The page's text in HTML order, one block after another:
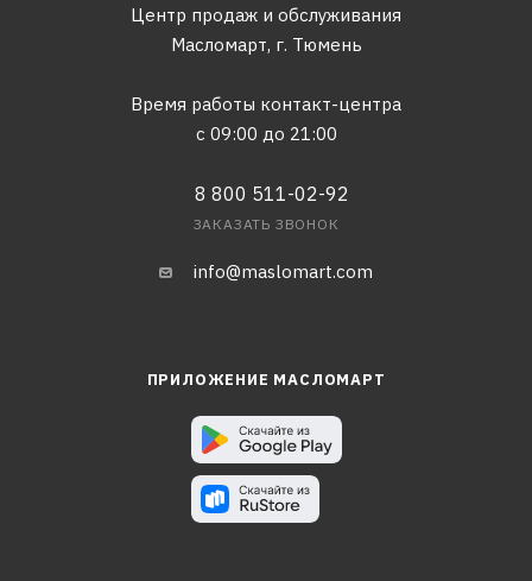
Центр продаж и обслуживания
Масломарт, г. Тюмень
Время работы контакт-центра
с 09:00 до 21:00
8 800 511-02-92
ЗАКАЗАТЬ ЗВОНОК
info@maslomart.com
ПРИЛОЖЕНИЕ МАСЛОМАРТ